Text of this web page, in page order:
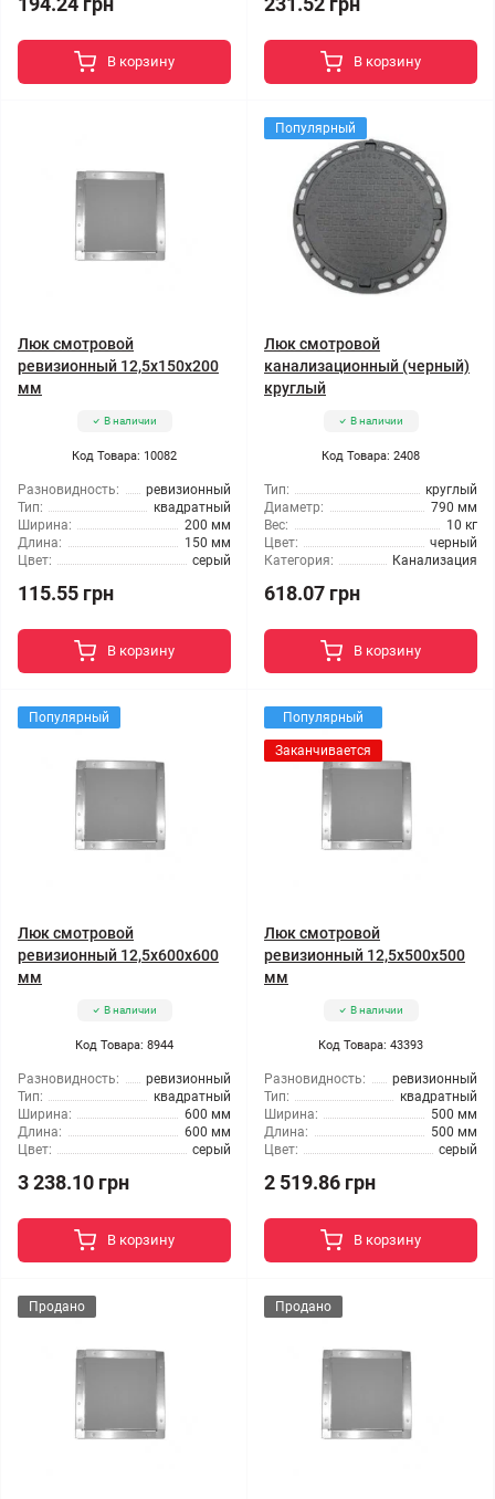
В корзину В корзину
Люк смотровой
ревизионный 12,5x150x200
мм
В наличии
Код Товара: 10082
Разновидность:
ревизионный
Тип:
квадратный
Ширина:
200 мм
Длина:
150 мм
Цвет:
серый
115.55 грн
В корзину
Популярный
Люк смотровой
канализационный (черный)
круглый
В наличии
Код Товара: 2408
Тип:
круглый
Диаметр:
790 мм
Вес:
10 кг
Цвет:
черный
Категория:
Канализация
618.07 грн
В корзину
Популярный
Люк смотровой
ревизионный 12,5x600x600
мм
В наличии
Код Товара: 8944
Разновидность:
ревизионный
Тип:
квадратный
Ширина:
600 мм
Длина:
600 мм
Цвет:
серый
3 238.10 грн
В корзину
Популярный
Заканчивается
Люк смотровой
ревизионный 12,5x500x500
мм
В наличии
Код Товара: 43393
Разновидность:
ревизионный
Тип:
квадратный
Ширина:
500 мм
Длина:
500 мм
Цвет:
серый
2 519.86 грн
В корзину
Продано Продано